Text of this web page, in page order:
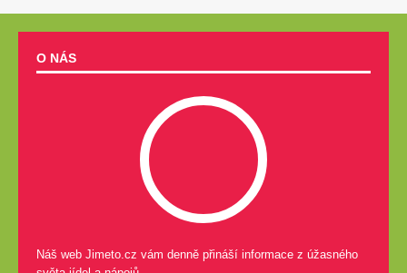
O NÁS
Náš web Jimeto.cz vám denně přináší informace z úžasného